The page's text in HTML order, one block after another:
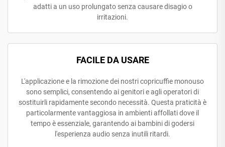
adatti a un uso prolungato senza causare disagio o
irritazioni.
FACILE DA USARE
L'applicazione e la rimozione dei nostri copricuffie monouso
sono semplici, consentendo ai genitori e agli operatori di
sostituirli rapidamente secondo necessità. Questa praticità è
particolarmente vantaggiosa in ambienti affollati dove il
tempo è essenziale, garantendo ai bambini di godersi
l'esperienza audio senza inutili ritardi.